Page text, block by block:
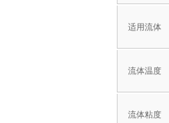
适用流体
流体温度
流体粘度